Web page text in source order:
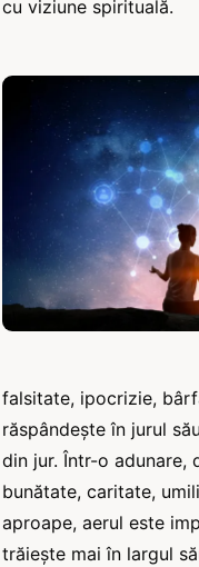
cu viziune spirituală.
falsitate, ipocrizie,
răspândește în jurul
din jur. Într-o adunare,
bunătate, caritate,
aproape, aerul este
trăiește mai în largul